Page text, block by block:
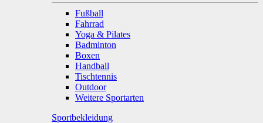
Fußball
Fahrrad
Yoga & Pilates
Badminton
Boxen
Handball
Tischtennis
Outdoor
Weitere Sportarten
Sportbekleidung